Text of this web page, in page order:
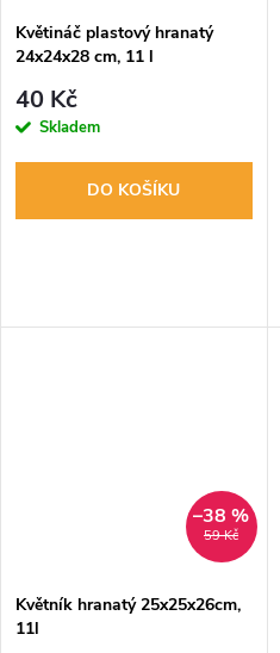
Květináč plastový hranatý
24x24x28 cm, 11 l
40 Kč
Skladem
DO KOŠÍKU
59 Kč
–38 %
Květník hranatý 25x25x26cm,
11l